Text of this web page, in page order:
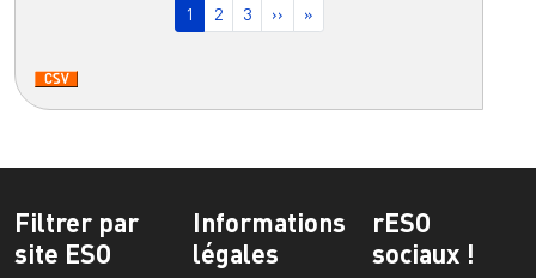
Page courante
1 Page
2 Page
3 Page suivante
›› Dernière page
»
Filtrer par
site ESO
Informations
légales
rESO
sociaux !